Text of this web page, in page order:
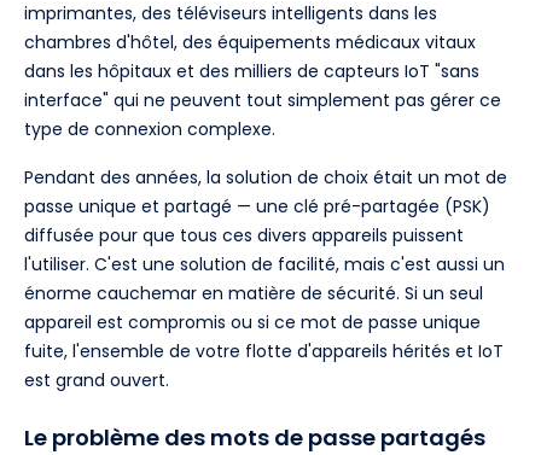
imprimantes, des téléviseurs intelligents dans les
chambres d'hôtel, des équipements médicaux vitaux
dans les hôpitaux et des milliers de capteurs IoT "sans
interface" qui ne peuvent tout simplement pas gérer ce
type de connexion complexe.
Pendant des années, la solution de choix était un mot de
passe unique et partagé — une clé pré-partagée (PSK)
diffusée pour que tous ces divers appareils puissent
l'utiliser. C'est une solution de facilité, mais c'est aussi un
énorme cauchemar en matière de sécurité. Si un seul
appareil est compromis ou si ce mot de passe unique
fuite, l'ensemble de votre flotte d'appareils hérités et IoT
est grand ouvert.
Le problème des mots de passe partagés